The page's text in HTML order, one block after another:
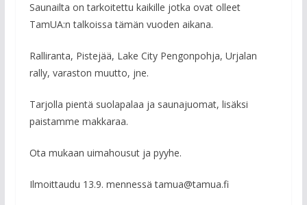
Saunailta on tarkoitettu kaikille jotka ovat olleet
TamUA:n talkoissa tämän vuoden aikana.
Ralliranta, Pistejää, Lake City Pengonpohja, Urjalan
rally, varaston muutto, jne.
Tarjolla pientä suolapalaa ja saunajuomat, lisäksi
paistamme makkaraa.
Ota mukaan uimahousut ja pyyhe.
Ilmoittaudu 13.9. mennessä tamua@tamua.fi